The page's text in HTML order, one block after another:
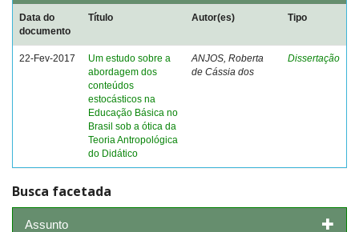
Data do
documento
Título Autor(es) Tipo
22-Fev-2017
Um estudo sobre a
abordagem dos
conteúdos
estocásticos na
Educação Básica no
Brasil sob a ótica da
Teoria Antropológica
do Didático
ANJOS, Roberta
de Cássia dos
Dissertação
Busca facetada
Assunto